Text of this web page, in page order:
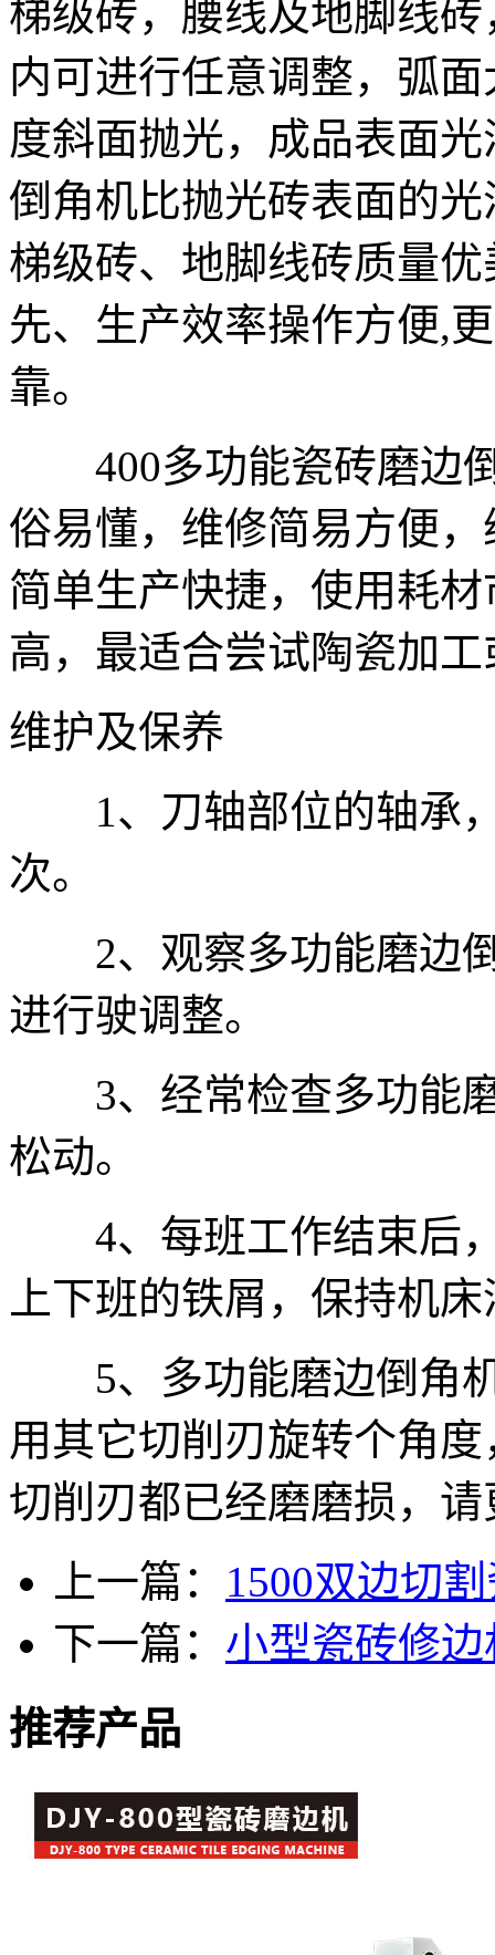
梯级砖，腰线及地脚线砖
内可进行任意调整，弧
度斜面抛光，成品表面
倒角机比抛光砖表面的
梯级砖、地脚线砖质量
先、生产效率操作方便,
靠。
400多功能瓷砖磨边倒
俗易懂，维修简易方便
简单生产快捷，使用耗
高，最适合尝试陶瓷加
维护及保养
1、刀轴部位的轴承，
次。
2、观察多功能磨边倒
进行驶调整。
3、经常检查多功能磨
松动。
4、每班工作结束后，
上下班的铁屑，保持机
5、多功能磨边倒角机
用其它切削刃旋转个角
切削刃都已经磨磨损，
上一篇： 1500双边切
下一篇： 小型瓷砖修
推荐产品